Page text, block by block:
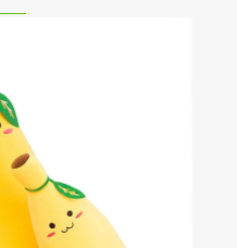
en peluche à